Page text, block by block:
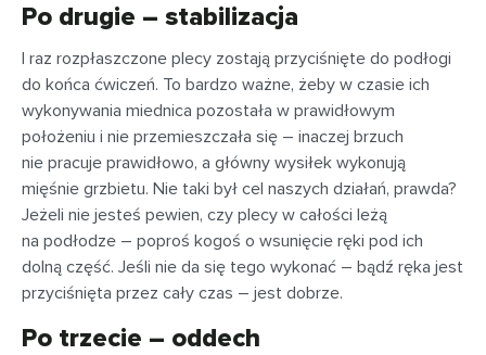
Po drugie – stabilizacja
I raz rozpłaszczone plecy zostają przyciśnięte do podłogi
do końca ćwiczeń. To bardzo ważne, żeby w czasie ich
wykonywania miednica pozostała w prawidłowym
położeniu i nie przemieszczała się – inaczej brzuch
nie pracuje prawidłowo, a główny wysiłek wykonują
mięśnie grzbietu. Nie taki był cel naszych działań, prawda?
Jeżeli nie jesteś pewien, czy plecy w całości leżą
na podłodze – poproś kogoś o wsunięcie ręki pod ich
dolną część. Jeśli nie da się tego wykonać – bądź ręka jest
przyciśnięta przez cały czas – jest dobrze.
Po trzecie – oddech